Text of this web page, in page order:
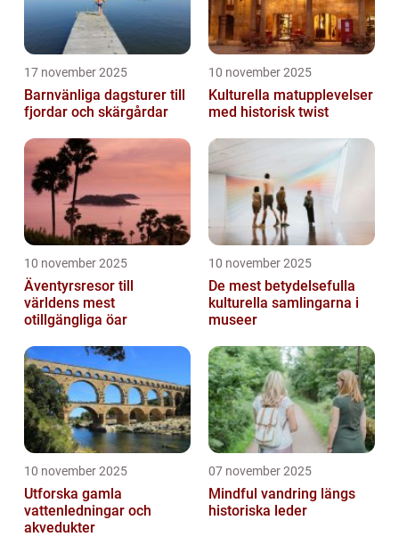
17 november 2025
Barnvänliga dagsturer till
fjordar och skärgårdar
10 november 2025
Kulturella matupplevelser
med historisk twist
10 november 2025
Äventyrsresor till
världens mest
otillgängliga öar
10 november 2025
De mest betydelsefulla
kulturella samlingarna i
museer
10 november 2025
Utforska gamla
vattenledningar och
akvedukter
07 november 2025
Mindful vandring längs
historiska leder